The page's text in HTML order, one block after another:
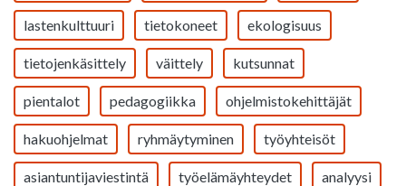
lastenkulttuuri tietokoneet ekologisuus
tietojenkäsittely väittely kutsunnat
pientalot pedagogiikka ohjelmistokehittäjät
hakuohjelmat ryhmäytyminen työyhteisöt
asiantuntijaviestintä työelämäyhteydet analyysi